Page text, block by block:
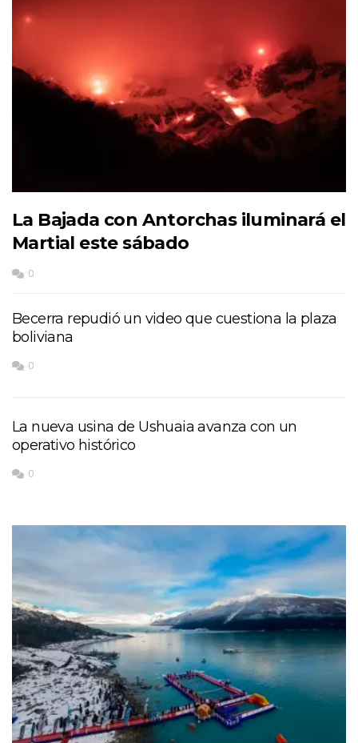
La Bajada con Antorchas iluminará el
Martial este sábado
0
Becerra repudió un video que cuestiona la plaza
boliviana
0
La nueva usina de Ushuaia avanza con un
operativo histórico
0